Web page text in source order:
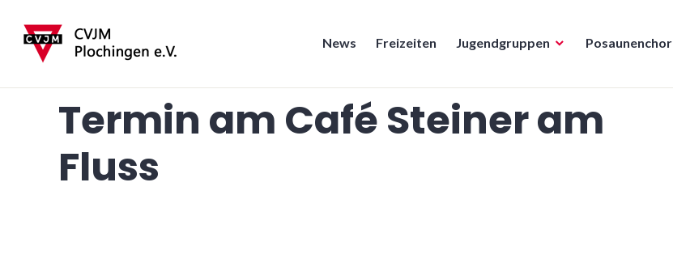
Inhalt
springen
CVJM Plochingen
News Freizeiten Jugendgruppen Posaunenchor
Termin am Café Steiner am
Fluss